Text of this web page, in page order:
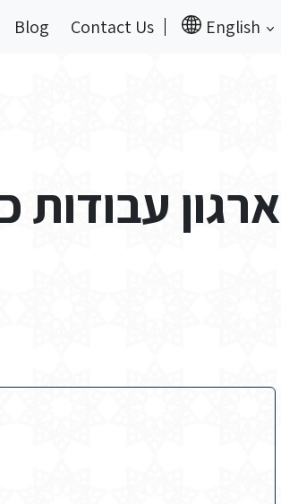
Blog Contact Us English
ארגון עבודות